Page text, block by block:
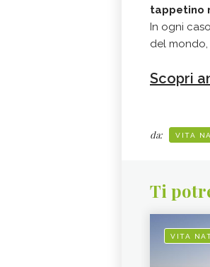
tappetino
In ogni
del
Scopri
da: VITA
Ti
VITA